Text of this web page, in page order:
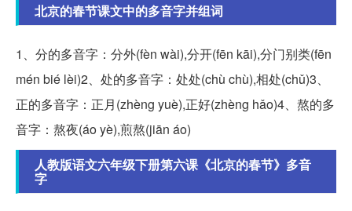
北京的春节课文中的多音字并组词
1、分的多音字：分外(fèn wài),分开(fēn kāi),分门别类(fēn
mén bié lèi)2、处的多音字：处处(chù chù),相处(chǔ)3、
正的多音字：正月(zhèng yuè),正好(zhèng hǎo)4、熬的多
音字：熬夜(áo yè),煎熬(jiān áo)
人教版语文六年级下册第六课《北京的春节》多音
字